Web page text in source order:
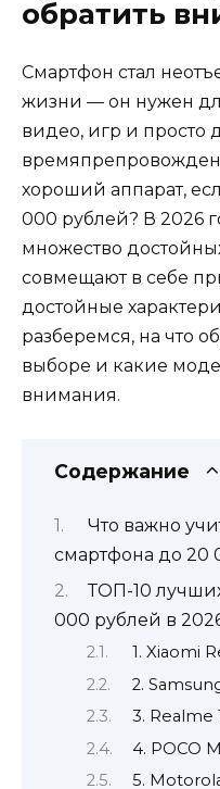
обратить
Смартфон стал
жизни — он нужен
видео, игр и просто
хороший аппарат,
000 рублей? В 2026
множество
совмещают в себе
достойные
разберемся, на что
выборе и какие
внимания.
Содержание
Что важно
смартфона до 20
ТОП-10
000 рублей в
1. Xiaomi
2.
3. Realme
4. POCO
5.